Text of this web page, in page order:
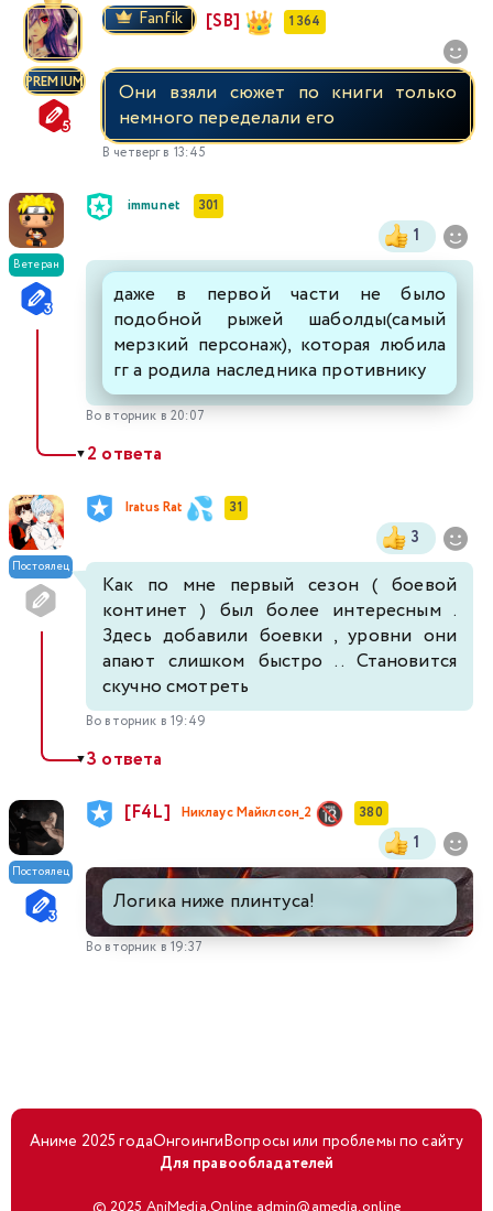
PREMIUM
Fanfik [SB] 1 364
Они взяли сюжет по книги только
немного переделали его
В четверг в 13:45
Ветеран
immunet 301
1
даже в первой части не было
подобной рыжей шаболды(самый
мерзкий персонаж), которая любила
гг а родила наследника противнику
Во вторник в 20:07
▼2 ответа
Постоялец
Iratus Rat 31
3
Как по мне первый сезон ( боевой
континет ) был более интересным .
Здесь добавили боевки , уровни они
апают слишком быстро .. Становится
скучно смотреть
Во вторник в 19:49
▼3 ответа
Постоялец
[F4L] Никлаус Майклсон_2 380
1
Логика ниже плинтуса!
Во вторник в 19:37
Аниме 2025 годаОнгоингиВопросы или проблемы по сайту
Для правообладателей